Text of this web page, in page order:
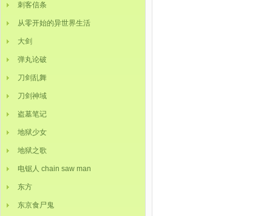
刺客信条
从零开始的异世界生活
大剑
弹丸论破
刀剑乱舞
刀剑神域
盗墓笔记
地狱少女
地狱之歌
电锯人 chain saw man
东方
东京食尸鬼